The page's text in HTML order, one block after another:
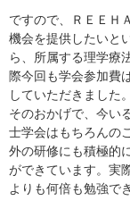
ですので、ＲＥＥＨ
機会を提供したいと
ら、所属する理学療
際今回も学会参加費
していただきました。
そのおかげで、今い
士学会はもちろんの
外の研修にも積極的
ができています。実
よりも何倍も勉強で